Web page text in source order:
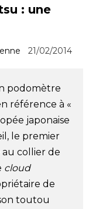
Русский
: une
21/02/2014
podomètre
référence à «
japonaise
le premier
au collier de
cloud
de
toutou